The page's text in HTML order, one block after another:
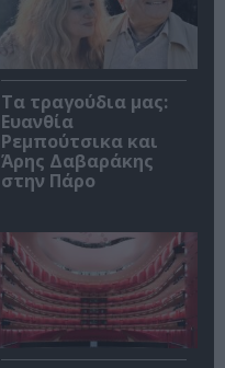
Τα τραγούδια μας:
Ευανθία
Ρεμπούτσικα και
Άρης Δαβαράκης
στην Πάρο